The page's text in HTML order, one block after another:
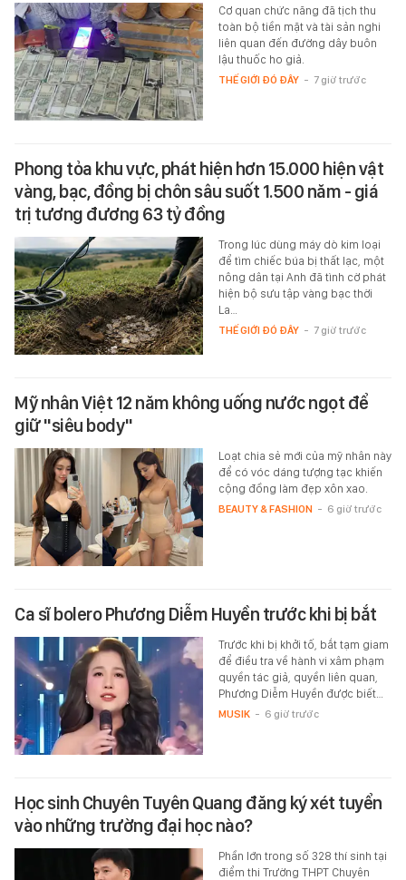
Cơ quan chức năng đã tịch thu
toàn bộ tiền mặt và tài sản nghi
liên quan đến đường dây buôn
lậu thuốc ho giả.
THẾ GIỚI ĐÓ ĐÂY - 7 giờ trước
Phong tỏa khu vực, phát hiện hơn 15.000 hiện vật
vàng, bạc, đồng bị chôn sâu suốt 1.500 năm - giá
trị tương đương 63 tỷ đồng
Trong lúc dùng máy dò kim loại
để tìm chiếc búa bị thất lạc, một
nông dân tại Anh đã tình cờ phát
hiện bộ sưu tập vàng bạc thời
La…
THẾ GIỚI ĐÓ ĐÂY - 7 giờ trước
Mỹ nhân Việt 12 năm không uống nước ngọt để
giữ "siêu body"
Loạt chia sẻ mới của mỹ nhân này
để có vóc dáng tượng tạc khiến
cộng đồng làm đẹp xôn xao.
BEAUTY & FASHION - 6 giờ trước
Ca sĩ bolero Phương Diễm Huyền trước khi bị bắt
Trước khi bị khởi tố, bắt tạm giam
để điều tra về hành vi xâm phạm
quyền tác giả, quyền liên quan,
Phương Diễm Huyền được biết…
MUSIK - 6 giờ trước
Học sinh Chuyên Tuyên Quang đăng ký xét tuyển
vào những trường đại học nào?
Phần lớn trong số 328 thí sinh tại
điểm thi Trường THPT Chuyên